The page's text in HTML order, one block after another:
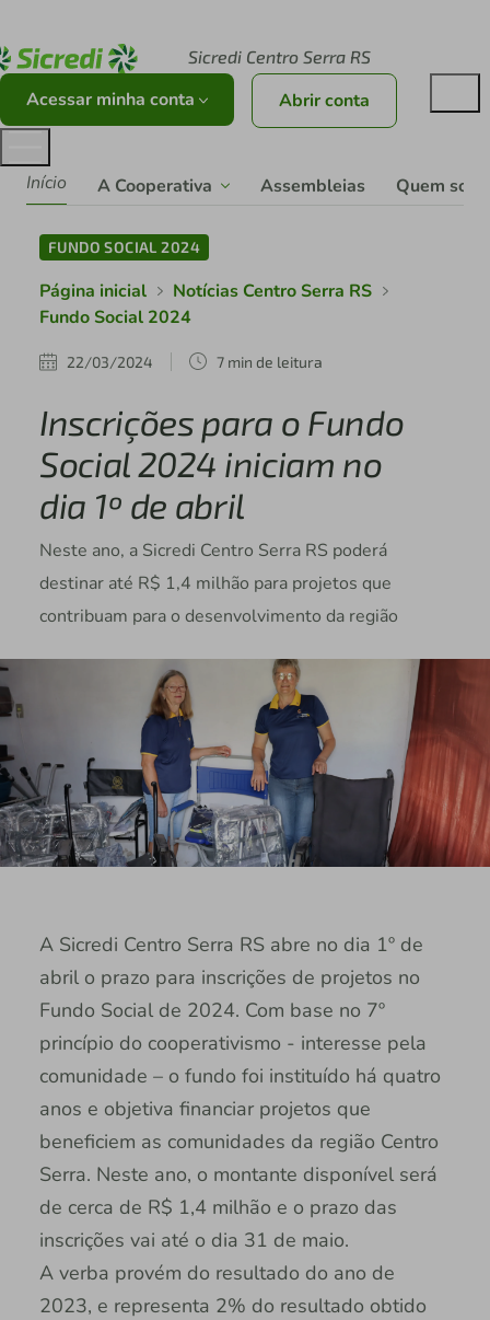
Sicredi Centro Serra RS
Acessar minha conta Abrir conta
Início A Cooperativa Assembleias Quem
FUNDO SOCIAL 2024
Página inicial
Notícias Centro Serra RS
Fundo Social 2024
22/03/2024 7 min de leitura
Inscrições para o Fundo
Social 2024 iniciam no
dia 1º de abril
Neste ano, a Sicredi Centro Serra RS poderá
destinar até R$ 1,4 milhão para projetos que
contribuam para o desenvolvimento da região
A Sicredi Centro Serra RS abre no dia 1º de
abril o prazo para inscrições de projetos no
Fundo Social de 2024. Com base no 7º
princípio do cooperativismo - interesse pela
comunidade – o fundo foi instituído há quatro
anos e objetiva financiar projetos que
beneficiem as comunidades da região Centro
Serra. Neste ano, o montante disponível será
de cerca de R$ 1,4 milhão e o prazo das
inscrições vai até o dia 31 de maio.
A verba provém do resultado do ano de
2023, e representa 2% do resultado obtido